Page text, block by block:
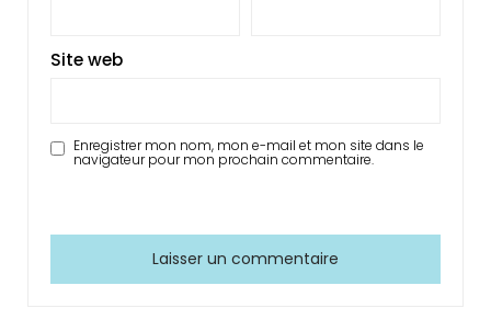
Site web
Enregistrer mon nom, mon e-mail et mon site dans le
navigateur pour mon prochain commentaire.